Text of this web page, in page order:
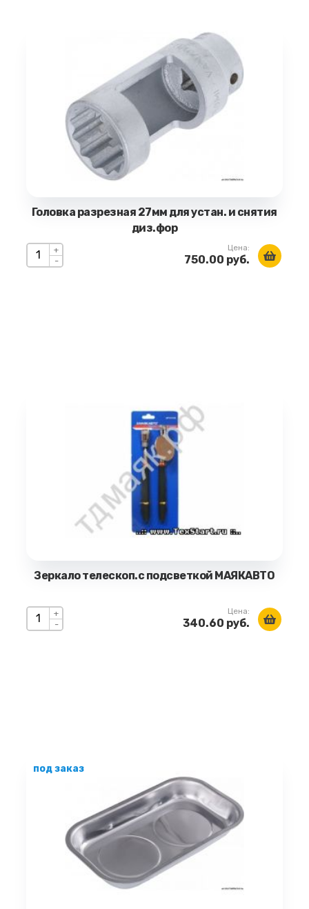
Головка разрезная 27мм для устан. и снятия
диз.фор
+
-
Цена:
750.00 руб.
Зеркало телескоп.с подсветкой МАЯКАВТО
+
-
Цена:
340.60 руб.
под заказ